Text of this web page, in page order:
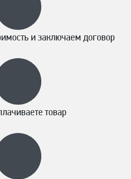
и заключаем договор
товар